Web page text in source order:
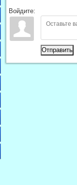
Войдите:
Отправить